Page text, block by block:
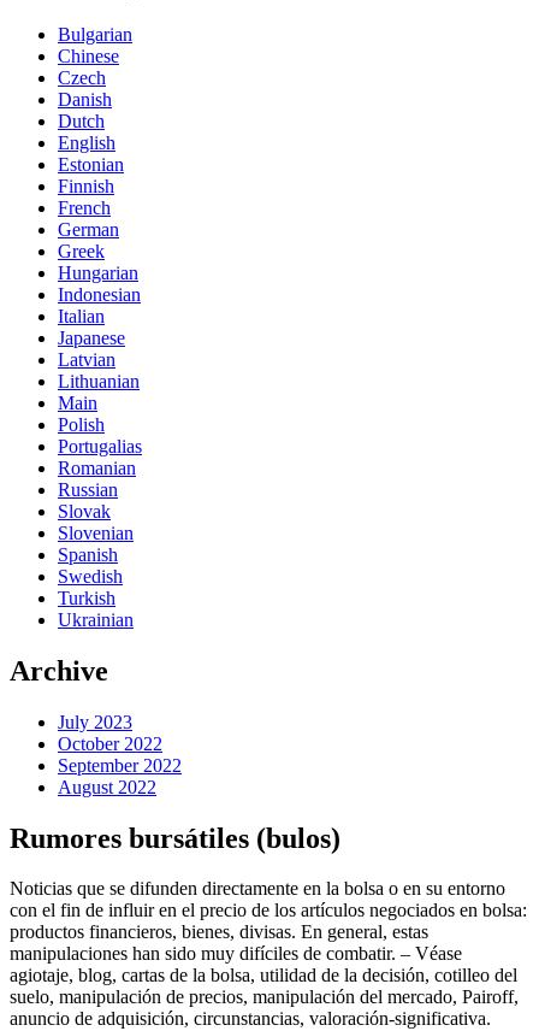
Bulgarian
Chinese
Czech
Danish
Dutch
English
Estonian
Finnish
French
German
Greek
Hungarian
Indonesian
Italian
Japanese
Latvian
Lithuanian
Main
Polish
Portugalias
Romanian
Russian
Slovak
Slovenian
Spanish
Swedish
Turkish
Ukrainian
Archive
July 2023
October 2022
September 2022
August 2022
Rumores bursátiles (bulos)
Noticias que se difunden directamente en la bolsa o en su entorno
con el fin de influir en el precio de los artículos negociados en bolsa:
productos financieros, bienes, divisas. En general, estas
manipulaciones han sido muy difíciles de combatir. – Véase
agiotaje, blog, cartas de la bolsa, utilidad de la decisión, cotilleo del
suelo, manipulación de precios, manipulación del mercado, Pairoff,
anuncio de adquisición, circunstancias, valoración-significativa.